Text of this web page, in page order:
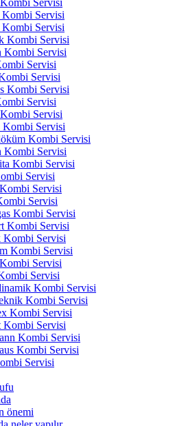
Servisi
Servisi
Servisi
Kombi Servisi
Kombi Servisi
Servisi
Servisi
Kombi Servisi
Servisi
Servisi
Servisi
Kombi Servisi
Kombi Servisi
Kombi Servisi
Servisi
Servisi
Servisi
Kombi Servisi
Kombi Servisi
Servisi
Kombi Servisi
Servisi
Servisi
Kombi Servisi
Kombi Servisi
Kombi Servisi
Kombi Servisi
Kombi Servisi
Kombi Servisi
Servisi
önemi